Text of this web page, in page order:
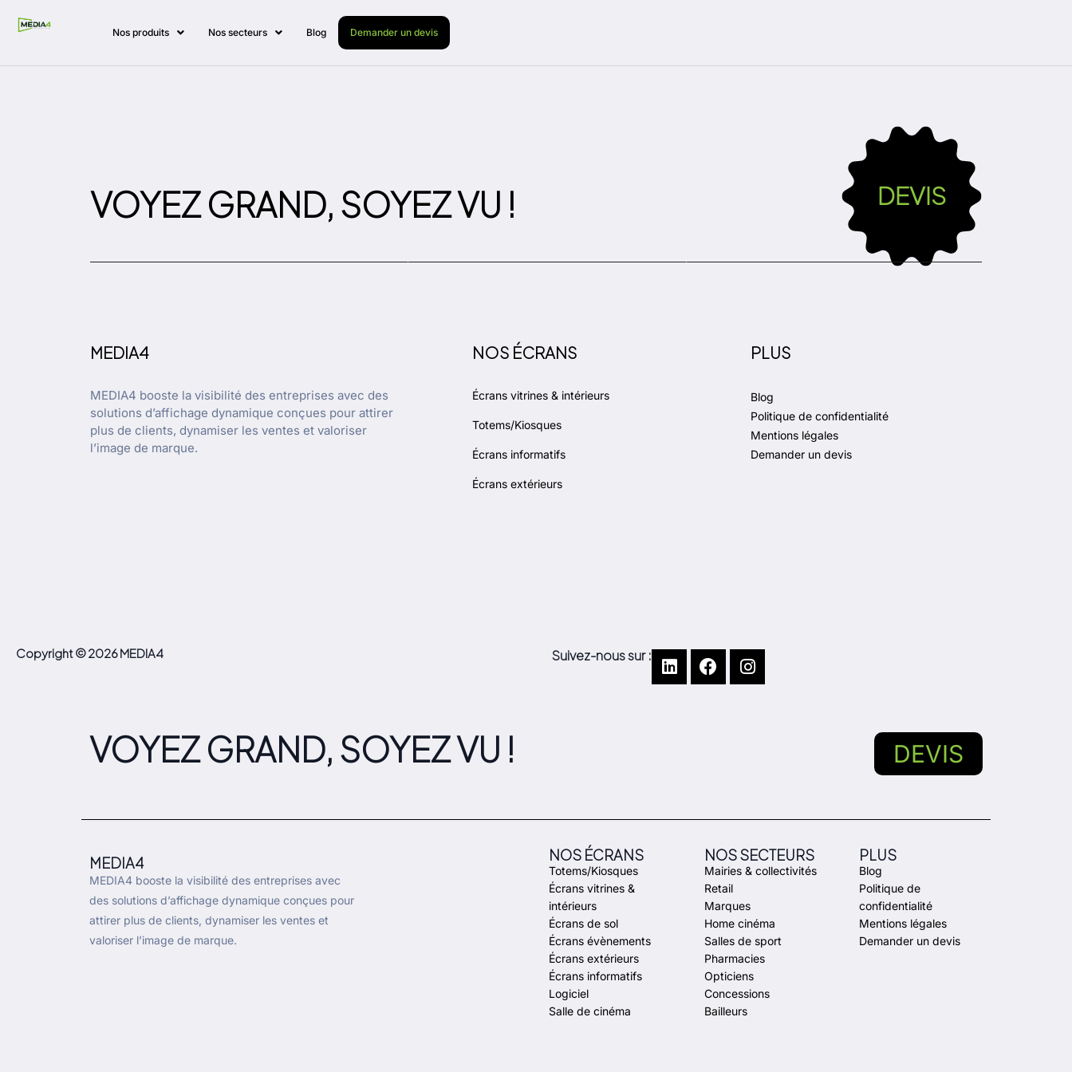
Nos produits Nos secteurs Blog Demander un devis
VOYEZ GRAND, SOYEZ VU ! DEVIS
MEDIA4
MEDIA4 booste la visibilité des entreprises avec des
solutions d’affichage dynamique conçues pour attirer
plus de clients, dynamiser les ventes et valoriser
l’image de marque.
NOS ÉCRANS
Écrans vitrines & intérieurs
Totems/Kiosques
Écrans informatifs
Écrans extérieurs
PLUS
Blog
Politique de confidentialité
Mentions légales
Demander un devis
Copyright © 2026 MEDIA4 Suivez-nous sur :
VOYEZ GRAND, SOYEZ VU ! DEVIS
MEDIA4
MEDIA4 booste la visibilité des entreprises avec
des solutions d’affichage dynamique conçues pour
attirer plus de clients, dynamiser les ventes et
valoriser l’image de marque.
NOS ÉCRANS
Totems/Kiosques
Écrans vitrines &
intérieurs
Écrans de sol
Écrans évènements
Écrans extérieurs
Écrans informatifs
Logiciel
Salle de cinéma
NOS SECTEURS
Mairies & collectivités
Retail
Marques
Home cinéma
Salles de sport
Pharmacies
Opticiens
Concessions
Bailleurs
PLUS
Blog
Politique de
confidentialité
Mentions légales
Demander un devis